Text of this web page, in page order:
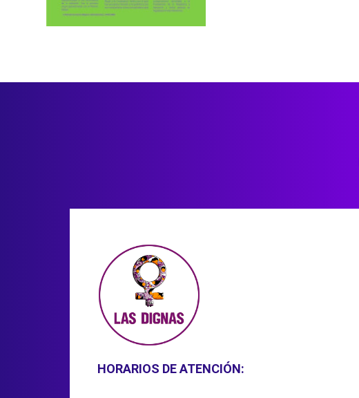
HORARIOS DE ATENCIÓN: